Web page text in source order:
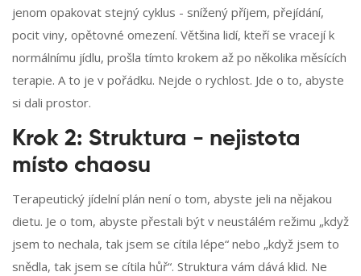
jenom opakovat stejný cyklus - snížený příjem, přejídání,
pocit viny, opětovné omezení. Většina lidí, kteří se vracejí k
normálnímu jídlu, prošla tímto krokem až po několika měsících
terapie. A to je v pořádku. Nejde o rychlost. Jde o to, abyste
si dali prostor.
Krok 2: Struktura - nejistota
místo chaosu
Terapeutický jídelní plán není o tom, abyste jeli na nějakou
dietu. Je o tom, abyste přestali být v neustálém režimu „když
jsem to nechala, tak jsem se cítila lépe“ nebo „když jsem to
snědla, tak jsem se cítila hůř“. Struktura vám dává klid. Ne